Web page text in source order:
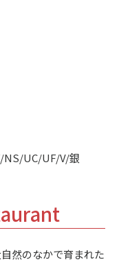
NS/UC/UF/V/銀
然のなかで育まれた